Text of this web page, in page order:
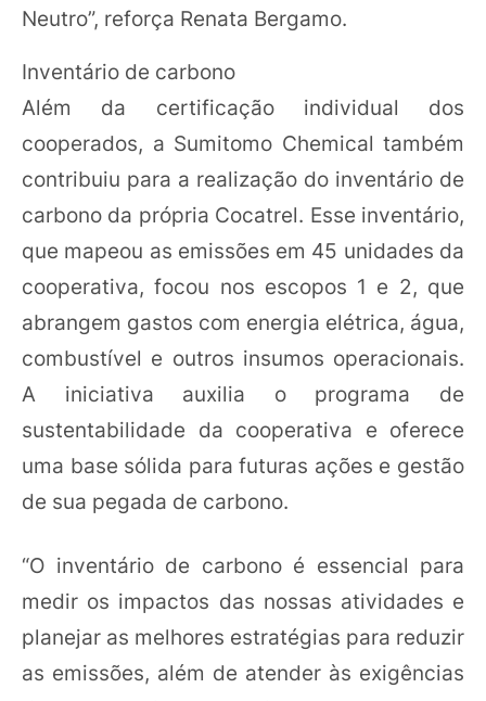
Neutro”, reforça Renata Bergamo.
Inventário de carbono
Além da certificação individual dos
cooperados, a Sumitomo Chemical também
contribuiu para a realização do inventário de
carbono da própria Cocatrel. Esse inventário,
que mapeou as emissões em 45 unidades da
cooperativa, focou nos escopos 1 e 2, que
abrangem gastos com energia elétrica, água,
combustível e outros insumos operacionais.
A iniciativa auxilia o programa de
sustentabilidade da cooperativa e oferece
uma base sólida para futuras ações e gestão
de sua pegada de carbono.
“O inventário de carbono é essencial para
medir os impactos das nossas atividades e
planejar as melhores estratégias para reduzir
as emissões, além de atender às exigências